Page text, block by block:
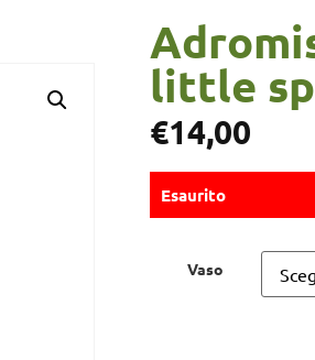
little
€14,00
Esaurito
Vaso